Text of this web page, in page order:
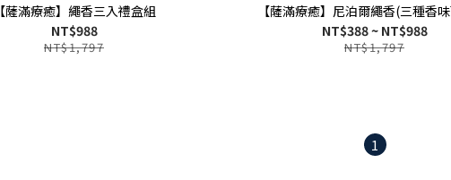
【薩滿療癒】繩香三入禮盒組
NT$988
NT$1,797
【薩滿療癒】尼泊爾繩香(三種香
NT$388 ~ NT$988
NT$1,797
1